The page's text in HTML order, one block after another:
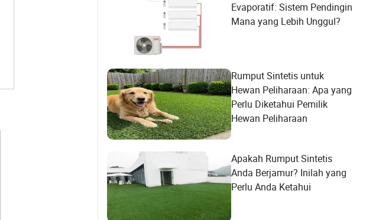
Evaporatif: Sistem Pendingin
Mana yang Lebih Unggul?
Rumput Sintetis untuk
Hewan Peliharaan: Apa yang
Perlu Diketahui Pemilik
Hewan Peliharaan
Apakah Rumput Sintetis
Anda Berjamur? Inilah yang
Perlu Anda Ketahui